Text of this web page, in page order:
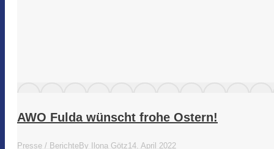
AWO Fulda wünscht frohe Ostern!
Presse / BerichteBy Ilona Götz14. April 2022